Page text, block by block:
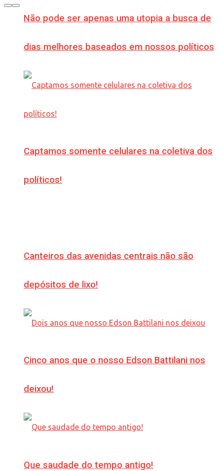
Não pode ser apenas uma utopia a busca de
dias melhores baseados em nossos políticos
Captamos somente celulares na coletiva dos
políticos!
Canteiros das avenidas centrais não são
depósitos de lixo!
Cinco anos que o nosso Edson Battilani nos
deixou!
Que saudade do tempo antigo!